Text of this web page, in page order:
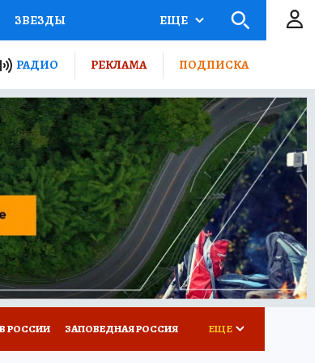
ЗВЕЗДЫ
РОССИИ
ПУТЕВОДИТЕЛЬ
ТУРИЗМ
О КП РАДИО КП
ЕЩЕ
РАДИО РЕКЛАМА ПОДПИСКА
РОССИИ ЗАПОВЕДНАЯ РОССИЯ ЕЩЕ